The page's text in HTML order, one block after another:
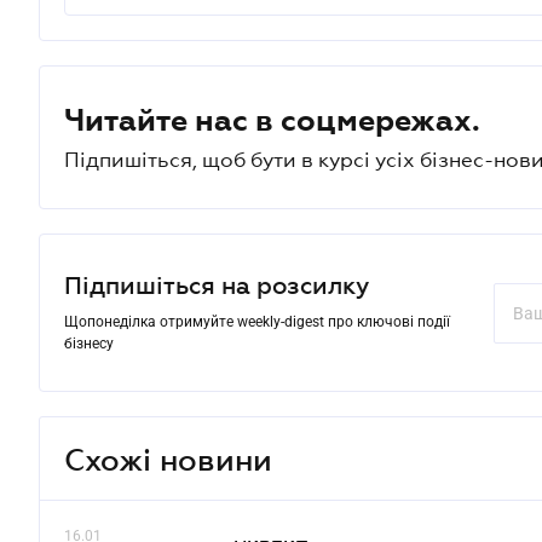
Читайте нас в соцмережах.
Підпишіться, щоб бути в курсі усіх бізнес-
Підпишіться на розсилку
Щопонеділка отримуйте weekly-digest про ключові події
бізнесу
Схожі новини
16.01